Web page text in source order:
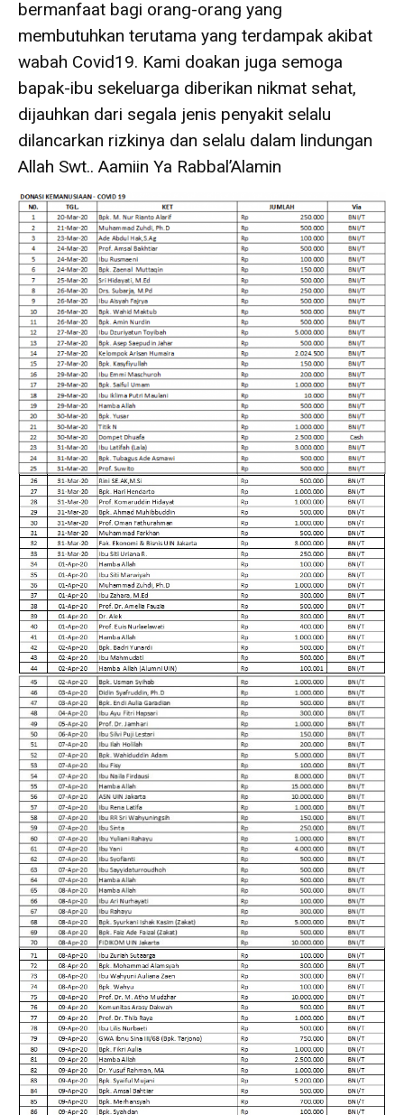
bermanfaat bagi orang-orang yang
membutuhkan terutama yang terdampak akibat
wabah Covid19. Kami doakan juga semoga
bapak-ibu sekeluarga diberikan nikmat sehat,
dijauhkan dari segala jenis penyakit selalu
dilancarkan rizkinya dan selalu dalam lindungan
Allah Swt.. Aamiin Ya Rabbal’Alamin